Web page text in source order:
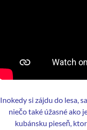
Inokedy si zájdu do lesa,
niečo také úžasné ako
kubánsku pieseň,